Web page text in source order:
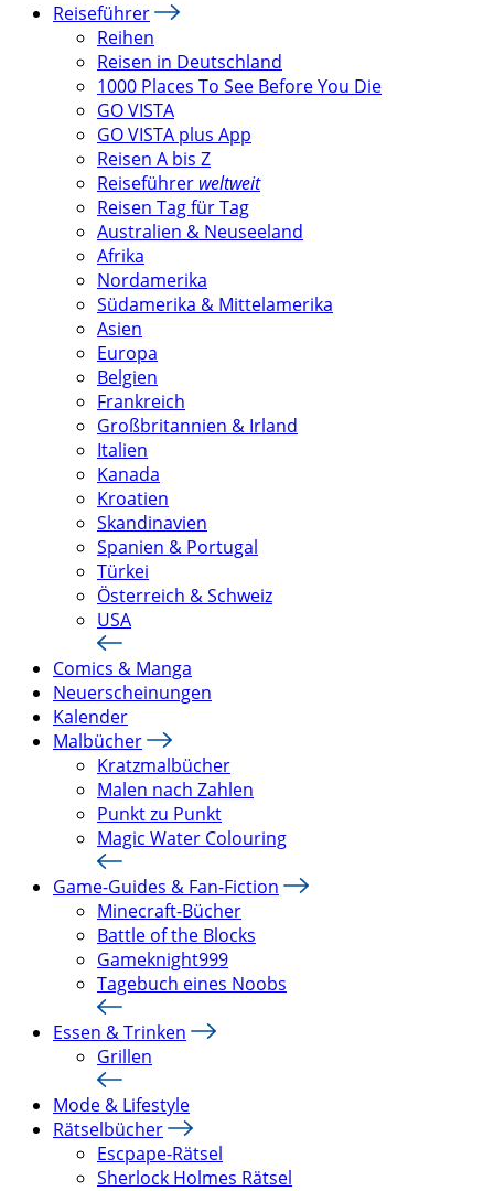
Reiseführer
Reihen
Reisen in Deutschland
1000 Places To See Before You Die
GO VISTA
GO VISTA plus App
Reisen A bis Z
Reiseführer weltweit
Reisen Tag für Tag
Australien & Neuseeland
Afrika
Nordamerika
Südamerika & Mittelamerika
Asien
Europa
Belgien
Frankreich
Großbritannien & Irland
Italien
Kanada
Kroatien
Skandinavien
Spanien & Portugal
Türkei
Österreich & Schweiz
USA
Comics & Manga
Neuerscheinungen
Kalender
Malbücher
Kratzmalbücher
Malen nach Zahlen
Punkt zu Punkt
Magic Water Colouring
Game-Guides & Fan-Fiction
Minecraft-Bücher
Battle of the Blocks
Gameknight999
Tagebuch eines Noobs
Essen & Trinken
Grillen
Mode & Lifestyle
Rätselbücher
Escpape-Rätsel
Sherlock Holmes Rätsel